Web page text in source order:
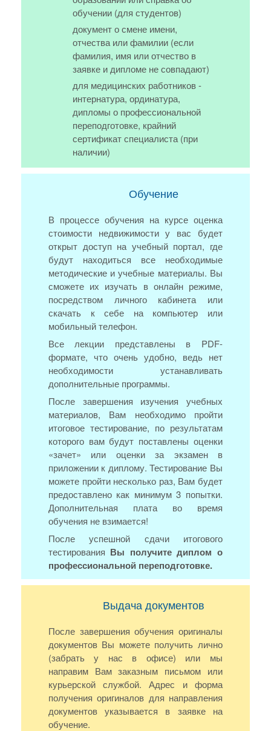
обучении (для студентов)
документ о смене имени,
отчества или фамилии (если
фамилия, имя или отчество в
заявке и дипломе не совпадают)
для медицинских работников -
интернатура, ординатура,
дипломы о профессиональной
переподготовке, крайний
сертификат специалиста (при
наличии)
Обучение
В процессе обучения на курсе оценка
стоимости недвижимости у вас будет
открыт доступ на учебный портал, где
будут находиться все необходимые
методические и учебные материалы. Вы
сможете их изучать в онлайн режиме,
посредством личного кабинета или
скачать к себе на компьютер или
мобильный телефон.
Все лекции представлены в PDF-
формате, что очень удобно, ведь нет
необходимости устанавливать
дополнительные программы.
После завершения изучения учебных
материалов, Вам необходимо пройти
итоговое тестирование, по результатам
которого вам будут поставлены оценки
«зачет» или оценки за экзамен в
приложении к диплому. Тестирование Вы
можете пройти несколько раз, Вам будет
предоставлено как минимум 3 попытки.
Дополнительная плата во время
обучения не взимается!
После успешной сдачи итогового
тестирования Вы получите диплом о
профессиональной переподготовке.
Выдача документов
После завершения обучения оригиналы
документов Вы можете получить лично
(забрать у нас в офисе) или мы
направим Вам заказным письмом или
курьерской службой. Адрес и форма
получения оригиналов для направления
документов указывается в заявке на
обучение.